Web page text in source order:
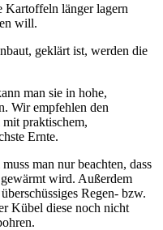
Kartoffeln länger lagern
will.
geklärt ist, werden die
man sie in hohe,
Wir empfehlen den
mit praktischem,
Ernte.
man nur beachten, dass
wird. Außerdem
Regen- bzw.
Kübel diese noch nicht